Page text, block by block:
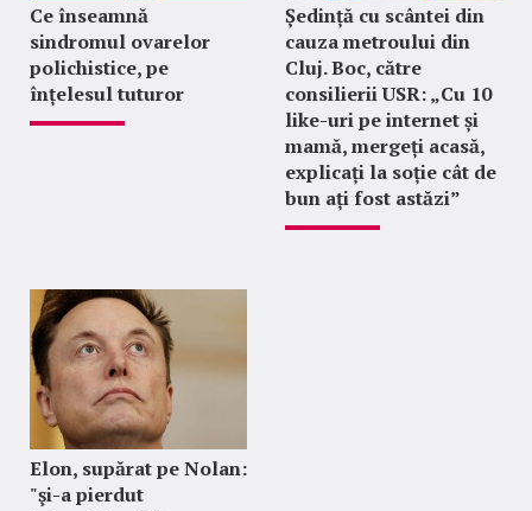
Ce înseamnă
sindromul ovarelor
polichistice, pe
înțelesul tuturor
Ședință cu scântei din
cauza metroului din
Cluj. Boc, către
consilierii USR: „Cu 10
like-uri pe internet și
mamă, mergeți acasă,
explicați la soție cât de
bun ați fost astăzi”
Elon, supărat pe Nolan:
"şi-a pierdut